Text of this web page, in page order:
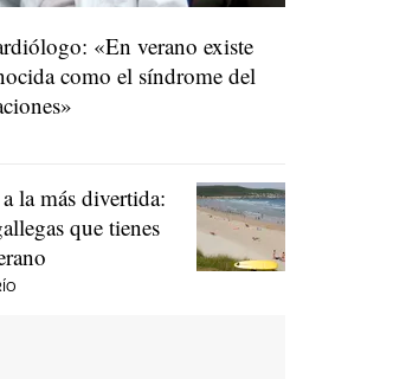
«En verano existe
como el síndrome del
la más divertida:
que tienes